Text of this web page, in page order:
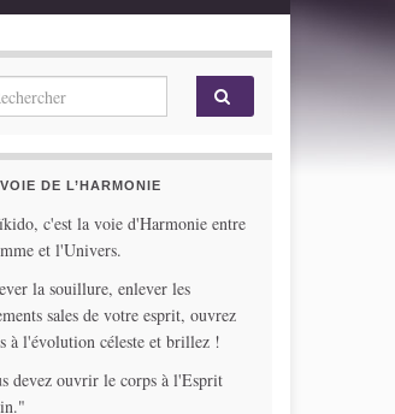
for:
DE L’HARMONIE
c'est la voie d'Harmonie entre
et l'Univers.
la souillure, enlever les
sales de votre esprit, ouvrez
à l'évolution céleste et brillez !
devez ouvrir le corps à l'Esprit